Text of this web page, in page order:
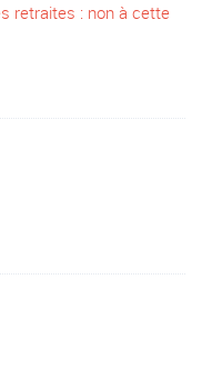
retraites : non à cette